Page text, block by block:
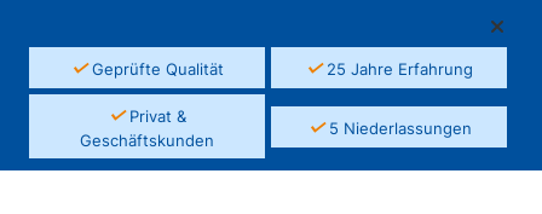
✓Geprüfte Qualität ✓25 Jahre Erfahrung
✓Privat &
Geschäftskunden
✓5 Niederlassungen